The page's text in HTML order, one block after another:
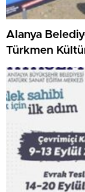
Alanya
Türkmen